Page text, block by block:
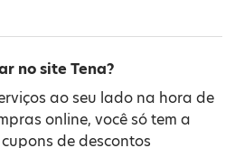
no site Tena?
ao seu lado na hora de
online, você só tem a
de descontos